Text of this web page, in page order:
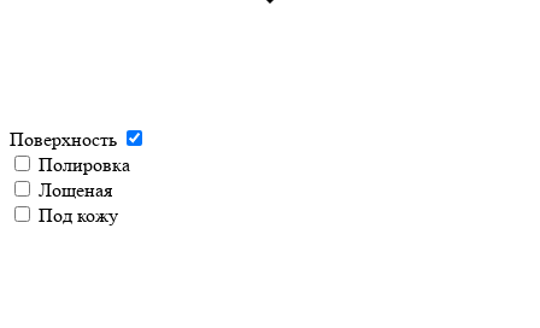
Поверхность
Полировка
Лощеная
Под кожу